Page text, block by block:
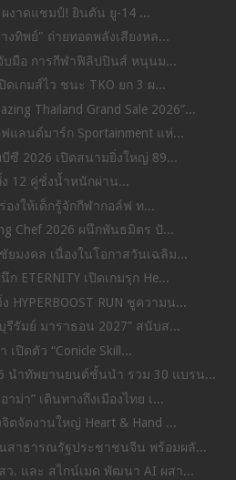
งาดแชมป์! ยินตัน ยู-14 ...
งทิพย์" ถ่ายทอดพลังเสียงหล...
บมือ การกีฬาฟิลิปปินส์ หนุนม...
ดเกมส์ไว ชนะ TKO ยก 3 ผ...
Thailand Grand Sale 2026”...
ฟแลนด์มาร์ก Sportainment แห่...
ซี 2026 เปิดสนามยิ่งใหญ่ 89...
12 คู่ชั่งน้ำหนักผ่าน...
งให้เด็กรู้จักกีฬากอล์ฟ ท...
Chef 2026 ผนึกพันธมิตร ปั...
มงคล เนื่องในโอกาสวันเฉลิม...
ก ETERNITY เปิดเกมรุก He...
HYPERBOOST RUN ชูความน...
รีรัมย์ มาราธอน 2027” สนับส...
ปิดตัว “Conicle Skill...
นำทัพยานยนต์ชั้นนำ รวม 30 แบรน...
าม่า” เดินทางถึงเมืองไทย เ...
ตจัดงานใหญ่ Heart & Hand ...
สาธารณรัฐประชาชนจีน พร้อมผลั...
ว. และ สไกน์เมด พัฒนา AI ผสา...